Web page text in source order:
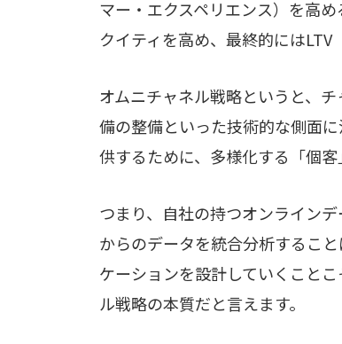
マー・エクスペリエンス）を高
クイティを高め、最終的にはLTV
オムニチャネル戦略というと、
備の整備といった技術的な側面
供するために、多様化する「個
つまり、自社の持つオンライン
からのデータを統合分析するこ
ケーションを設計していくこと
ル戦略の本質だと言えます。